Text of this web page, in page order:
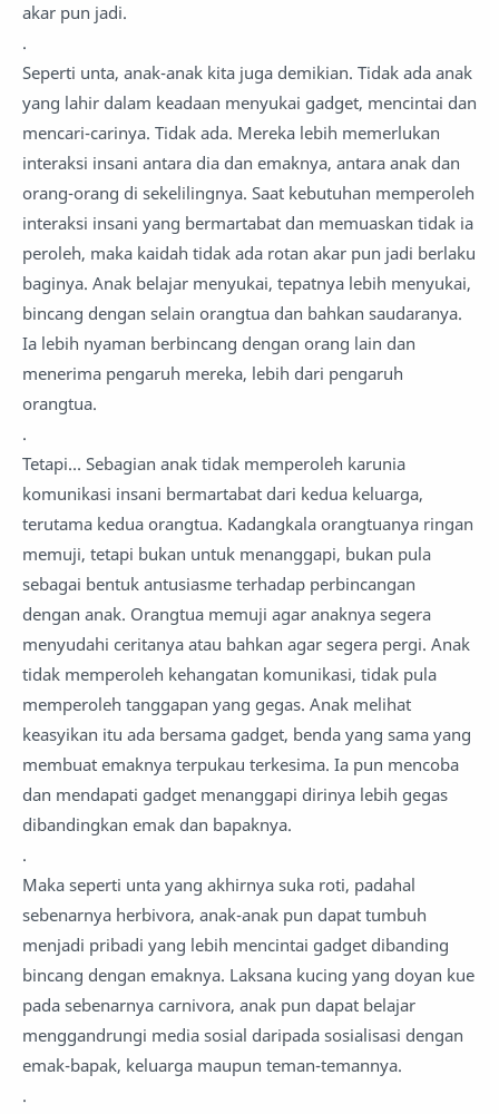
akar pun jadi.
.
Seperti unta, anak-anak kita juga demikian. Tidak ada anak
yang lahir dalam keadaan menyukai gadget, mencintai dan
mencari-carinya. Tidak ada. Mereka lebih memerlukan
interaksi insani antara dia dan emaknya, antara anak dan
orang-orang di sekelilingnya. Saat kebutuhan memperoleh
interaksi insani yang bermartabat dan memuaskan tidak ia
peroleh, maka kaidah tidak ada rotan akar pun jadi berlaku
baginya. Anak belajar menyukai, tepatnya lebih menyukai,
bincang dengan selain orangtua dan bahkan saudaranya.
Ia lebih nyaman berbincang dengan orang lain dan
menerima pengaruh mereka, lebih dari pengaruh
orangtua.
.
Tetapi… Sebagian anak tidak memperoleh karunia
komunikasi insani bermartabat dari kedua keluarga,
terutama kedua orangtua. Kadangkala orangtuanya ringan
memuji, tetapi bukan untuk menanggapi, bukan pula
sebagai bentuk antusiasme terhadap perbincangan
dengan anak. Orangtua memuji agar anaknya segera
menyudahi ceritanya atau bahkan agar segera pergi. Anak
tidak memperoleh kehangatan komunikasi, tidak pula
memperoleh tanggapan yang gegas. Anak melihat
keasyikan itu ada bersama gadget, benda yang sama yang
membuat emaknya terpukau terkesima. Ia pun mencoba
dan mendapati gadget menanggapi dirinya lebih gegas
dibandingkan emak dan bapaknya.
.
Maka seperti unta yang akhirnya suka roti, padahal
sebenarnya herbivora, anak-anak pun dapat tumbuh
menjadi pribadi yang lebih mencintai gadget dibanding
bincang dengan emaknya. Laksana kucing yang doyan kue
pada sebenarnya carnivora, anak pun dapat belajar
menggandrungi media sosial daripada sosialisasi dengan
emak-bapak, keluarga maupun teman-temannya.
.